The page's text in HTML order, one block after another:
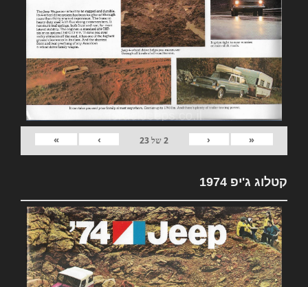
«
‹
2של23
›
»
קטלוג ג'יפ 1974